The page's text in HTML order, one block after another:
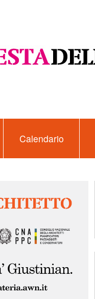
Calendario